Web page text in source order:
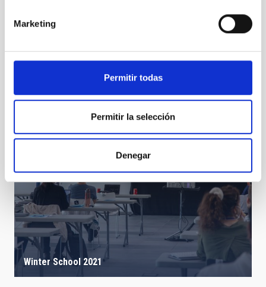
Marketing
Permitir todas
Permitir la selección
Denegar
Winter School 2021